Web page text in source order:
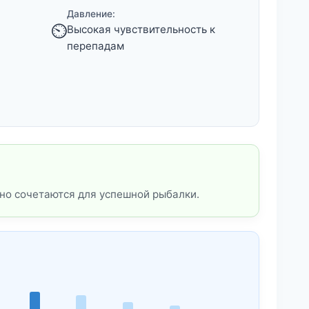
⏲️
Давление:
Высокая чувствительность к
перепадам
сочетаются для успешной рыбалки.